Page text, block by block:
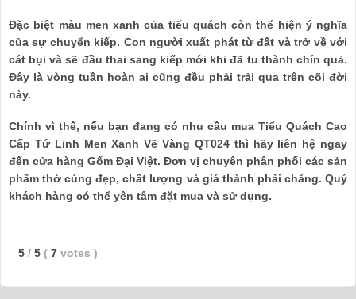
Đặc biệt màu men xanh của tiểu quách còn thể hiện ý nghĩa
của sự chuyển kiếp. Con người xuất phát từ đất và trở về với
cát bụi và sẽ đầu thai sang kiếp mới khi đã tu thành chín quả.
Đây là vòng tuần hoàn ai cũng đều phải trải qua trên cõi đời
này.
Chính vì thế, nếu bạn đang có nhu cầu mua Tiểu Quách Cao
Cấp Tứ Linh Men Xanh Vẽ Vàng QT024 thì hãy liên hệ ngay
đến cửa hàng Gốm Đại Việt. Đơn vị chuyên phân phối các sản
phẩm thờ cúng đẹp, chất lượng và giá thành phải chăng. Quý
khách hàng có thể yên tâm đặt mua và sử dụng.
5 / 5 ( 7 votes )